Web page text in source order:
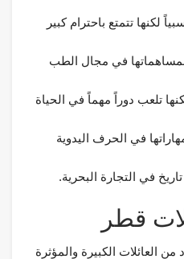
لكنها تتمتع باحترام كبير
بمساهماتها في مجال الطب
تلعب دوراً مهماً في الحياة
في الحرف اليدوية
في التجارة البحرية.
قطر
من العائلات الكبيرة والمؤثرة